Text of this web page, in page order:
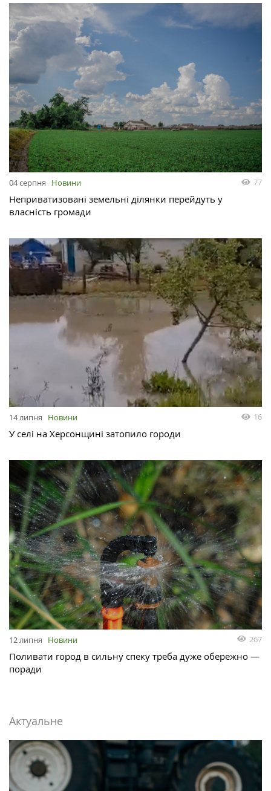
04 серпня Новини 77
Неприватизовані земельні ділянки перейдуть у
власність громади
14 липня Новини 16
У селі на Херсонщині затопило городи
12 липня Новини 267
Поливати город в сильну спеку треба дуже обережно —
поради
Актуальне